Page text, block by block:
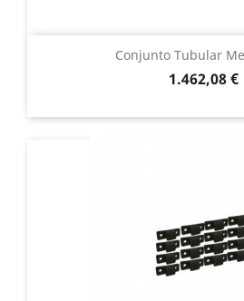
Conjunto Tubular
Precio
1.462,08 €